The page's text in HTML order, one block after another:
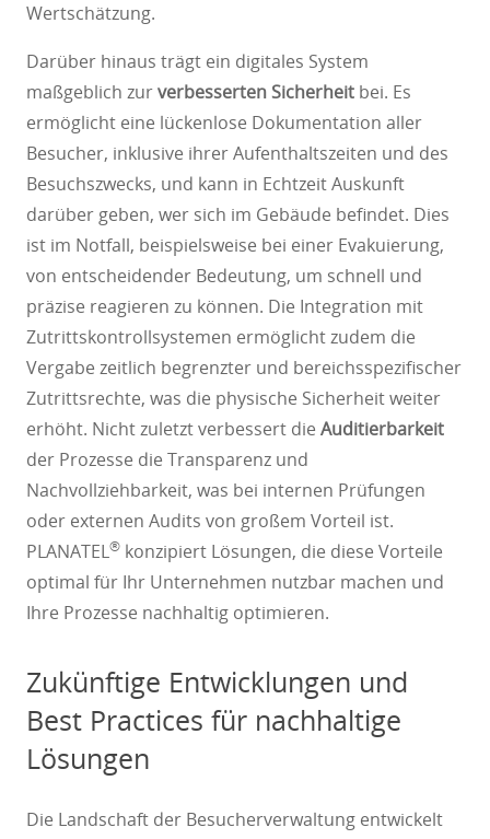
Wertschätzung.
Darüber hinaus trägt ein digitales System
maßgeblich zurverbesserten Sicherheit bei. Es
ermöglicht eine lückenlose Dokumentation aller
Besucher, inklusive ihrer Aufenthaltszeiten und des
Besuchszwecks, und kann in Echtzeit Auskunft
darüber geben, wer sich im Gebäude befindet. Dies
ist im Notfall, beispielsweise bei einer Evakuierung,
von entscheidender Bedeutung, um schnell und
präzise reagieren zu können. Die Integration mit
Zutrittskontrollsystemen ermöglicht zudem die
Vergabe zeitlich begrenzter und bereichsspezifischer
Zutrittsrechte, was die physische Sicherheit weiter
erhöht. Nicht zuletzt verbessert die Auditierbarkeit
der Prozesse die Transparenz und
Nachvollziehbarkeit, was bei internen Prüfungen
oder externen Audits von großem Vorteil ist.
PLANATEL® konzipiert Lösungen, die diese Vorteile
optimal für Ihr Unternehmen nutzbar machen und
Ihre Prozesse nachhaltig optimieren.
Zukünftige Entwicklungen und
Best Practices für nachhaltige
Lösungen
Die Landschaft der Besucherverwaltung entwickelt